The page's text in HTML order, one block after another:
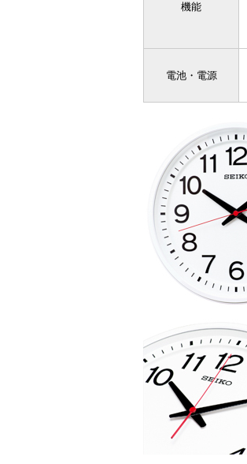
機能
電池・電源